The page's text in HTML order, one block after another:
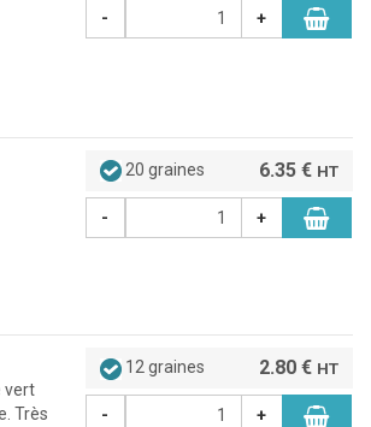
- +
20 graines 6.35 € HT
- +
vert
Très
12 graines 2.80 € HT
- +